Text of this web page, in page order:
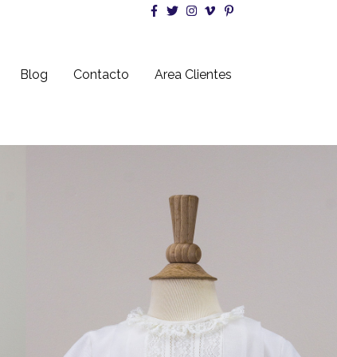
Blog Contacto Area Clientes